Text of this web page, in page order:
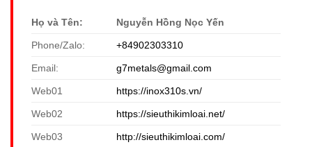
Họ và Tên: Nguyễn Hồng Nọc Yến
Phone/Zalo: +84902303310
Email: g7metals@gmail.com
Web01 https://inox310s.vn/
Web02 https://sieuthikimloai.net/
Web03 http://sieuthikimloai.com/